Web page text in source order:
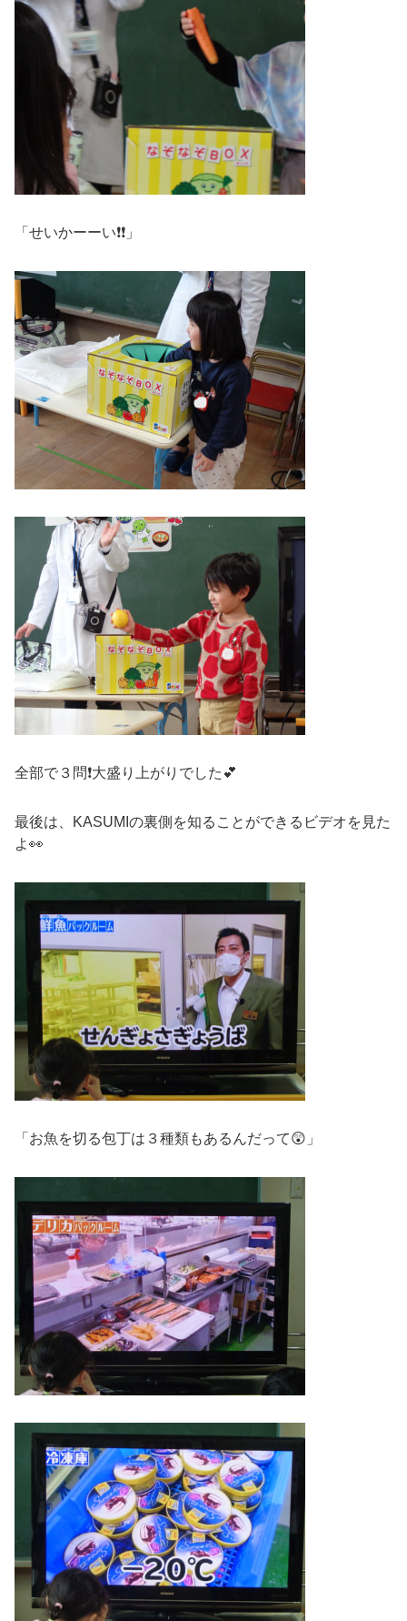
「せいかーーい❗❗」
全部で３問❗大盛り上がりでした💕
最後は、KASUMIの裏側を知ることができるビデオを見た
よ👀
「お魚を切る包丁は３種類もあるんだって😲」